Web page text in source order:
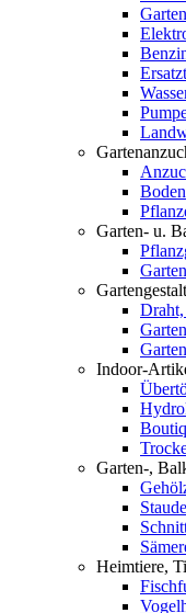
Garten- u.
Indoor-
Garten-,
Heimtiere,